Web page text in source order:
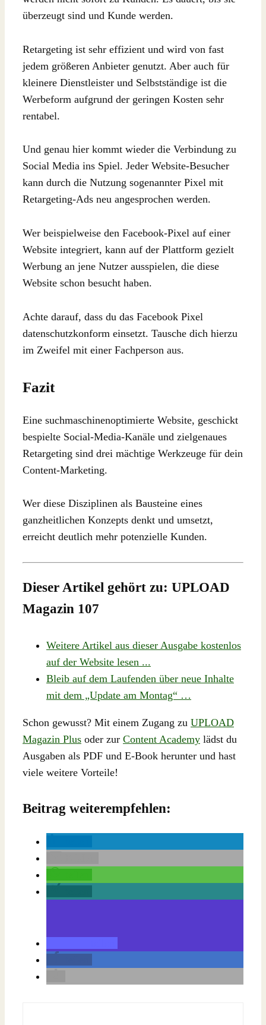
überzeugt sind und Kunde werden.
Retargeting ist sehr effizient und wird von fast
jedem größeren Anbieter genutzt. Aber auch für
kleinere Dienstleister und Selbstständige ist die
Werbeform aufgrund der geringen Kosten sehr
rentabel.
Und genau hier kommt wieder die Verbindung zu
Social Media ins Spiel. Jeder Website-Besucher
kann durch die Nutzung sogenannter Pixel mit
Retargeting-Ads neu angesprochen werden.
Wer beispielweise den Facebook-Pixel auf einer
Website integriert, kann auf der Plattform gezielt
Werbung an jene Nutzer ausspielen, die diese
Website schon besucht haben.
Achte darauf, dass du das Facebook Pixel
datenschutzkonform einsetzt. Tausche dich hierzu
im Zweifel mit einer Fachperson aus.
Fazit
Eine suchmaschinenoptimierte Website, geschickt
bespielte Social-Media-Kanäle und zielgenaues
Retargeting sind drei mächtige Werkzeuge für dein
Content-Marketing.
Wer diese Disziplinen als Bausteine eines
ganzheitlichen Konzepts denkt und umsetzt,
erreicht deutlich mehr potenzielle Kunden.
Dieser Artikel gehört zu: UPLOAD
Magazin 107
Weitere Artikel aus dieser Ausgabe kostenlos
auf der Website lesen ...
Bleib auf dem Laufenden über neue Inhalte
mit dem „Update am Montag“ …
Schon gewusst? Mit einem Zugang zu UPLOAD
Magazin Plus oder zur Content Academy lädst du
Ausgaben als PDF und E-Book herunter und hast
viele weitere Vorteile!
Beitrag weiterempfehlen: